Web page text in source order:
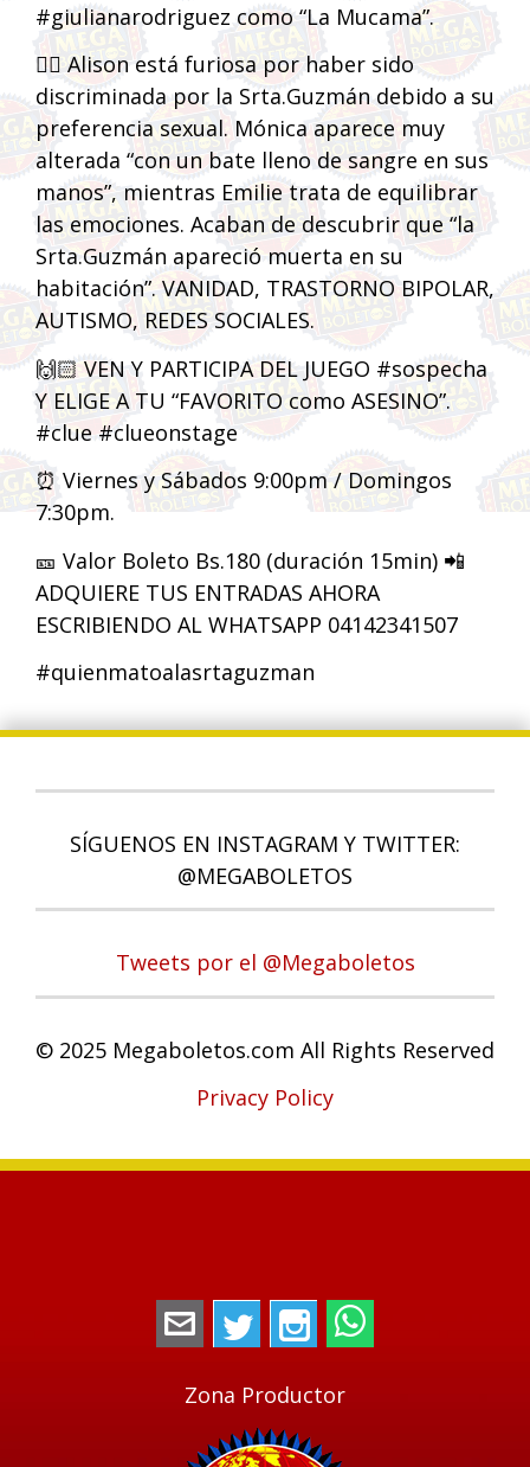
#giulianarodriguez como “La Mucama”.
👉🏻 Alison está furiosa por haber sido
discriminada por la Srta.Guzmán debido a su
preferencia sexual. Mónica aparece muy
alterada “con un bate lleno de sangre en sus
manos”, mientras Emilie trata de equilibrar
las emociones. Acaban de descubrir que “la
Srta.Guzmán apareció muerta en su
habitación”. VANIDAD, TRASTORNO BIPOLAR,
AUTISMO, REDES SOCIALES.
🙌🏻 VEN Y PARTICIPA DEL JUEGO #sospecha
Y ELIGE A TU “FAVORITO como ASESINO”.
#clue #clueonstage
⏰ Viernes y Sábados 9:00pm / Domingos
7:30pm.
🎫 Valor Boleto Bs.180 (duración 15min) 📲
ADQUIERE TUS ENTRADAS AHORA
ESCRIBIENDO AL WHATSAPP 04142341507
#quienmatoalasrtaguzman
SÍGUENOS EN INSTAGRAM Y TWITTER:
@MEGABOLETOS
Tweets por el @Megaboletos
© 2025 Megaboletos.com All Rights Reserved
Privacy Policy
megaboletos@gmail.com
TwitterInstagram
Zona Productor